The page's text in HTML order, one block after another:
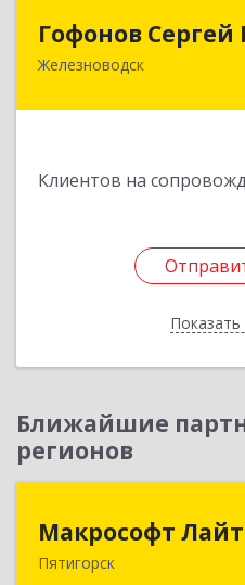
Гофонов Сергей
Железноводск
Клиентов на
Гофонов
Ближайшие
регионов
Макрософт Лайт
Пятигорск
357501,